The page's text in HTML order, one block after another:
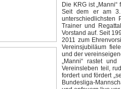
Die KRG ist
Seit dem er am
unterschiedlichsten
Trainer und
Vorstand auf. Seit
2011 zum
Vereinsjubiläum
und der
„Manni“ rastet
Vereinsleben teil,
fordert und fördert
Bundesliga-